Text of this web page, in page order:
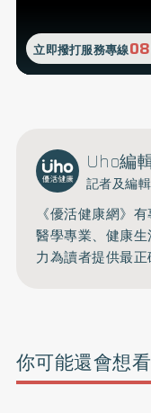
立即撥打服務專線
Uho編
記者及編
《優活健康網》
醫學專業、健康
力為讀者提供最正
你可能還會想看